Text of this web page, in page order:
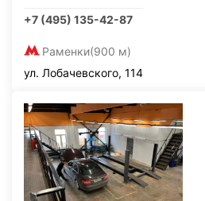
+7 (495) 135-42-87
Раменки(900 м)
ул. Лобачевского, 114